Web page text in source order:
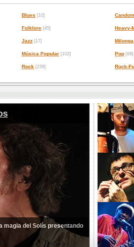
Blues [10]
Folklore [45] Heavy-
Jazz [17] Milonga
Música Popular [102] Pop [68]
Rock [239] Rock-
magia del Solís presentando